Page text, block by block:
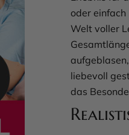
oder
Welt voller
liebevoll
das